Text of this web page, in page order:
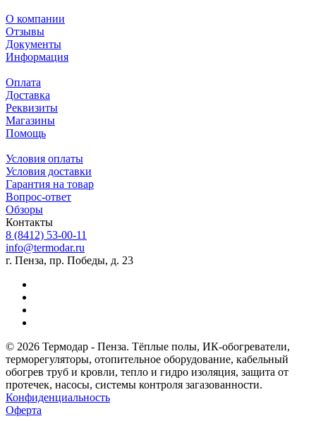
О компании
Отзывы
Документы
Информация
Оплата
Доставка
Реквизиты
Магазины
Помощь
Условия оплаты
Условия доставки
Гарантия на товар
Вопрос-ответ
Обзоры
Контакты
8 (8412) 53-00-11
info@termodar.ru
г. Пенза, пр. Победы, д. 23
© 2026 Термодар - Пенза. Тёплые полы, ИК-обогреватели,
терморегуляторы, отопительное оборудование, кабельный
обогрев труб и кровли, тепло и гидро изоляция, защита от
протечек, насосы, системы контроля загазованности.
Конфиденциальность
Оферта